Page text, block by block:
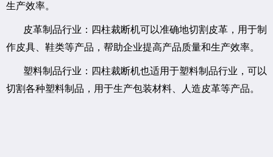
生产效率。
皮革制品行业：四柱裁断机可以准确地切割皮革，用于制
作皮具、鞋类等产品，帮助企业提高产品质量和生产效率。
塑料制品行业：四柱裁断机也适用于塑料制品行业，可以
切割各种塑料制品，用于生产包装材料、人造皮革等产品。